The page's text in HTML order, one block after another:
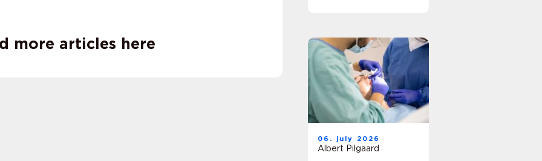
more articles here
06. july 2026
Albert Pilgaard